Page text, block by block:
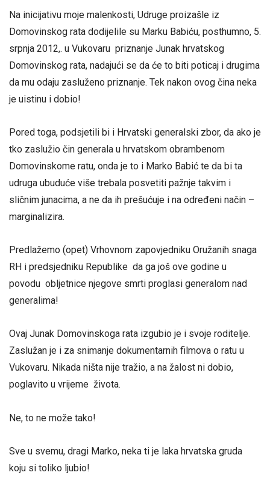
Na inicijativu moje malenkosti, Udruge proizašle iz
Domovinskog rata dodijelile su Marku Babiću, posthumno, 5.
srpnja 2012,. u Vukovaru priznanje Junak hrvatskog
Domovinskog rata, nadajući se da će to biti poticaj i drugima
da mu odaju zasluženo priznanje. Tek nakon ovog čina neka
je uistinu i dobio!
Pored toga, podsjetili bi i Hrvatski generalski zbor, da ako je
tko zaslužio čin generala u hrvatskom obrambenom
Domovinskome ratu, onda je to i Marko Babić te da bi ta
udruga ubuduće više trebala posvetiti pažnje takvim i
sličnim junacima, a ne da ih prešućuje i na određeni način –
marginalizira.
Predlažemo (opet) Vrhovnom zapovjedniku Oružanih snaga
RH i predsjedniku Republike da ga još ove godine u
povodu obljetnice njegove smrti proglasi generalom nad
generalima!
Ovaj Junak Domovinskoga rata izgubio je i svoje roditelje.
Zaslužan je i za snimanje dokumentarnih filmova o ratu u
Vukovaru. Nikada ništa nije tražio, a na žalost ni dobio,
poglavito u vrijeme života.
Ne, to ne može tako!
Sve u svemu, dragi Marko, neka ti je laka hrvatska gruda
koju si toliko ljubio!